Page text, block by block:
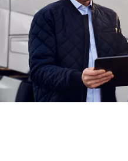
Οι πελάτες μας
Επικοινωνήστε μαζί μας